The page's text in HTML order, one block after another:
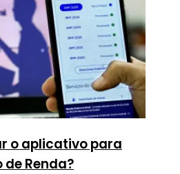
o aplicativo para
Renda?